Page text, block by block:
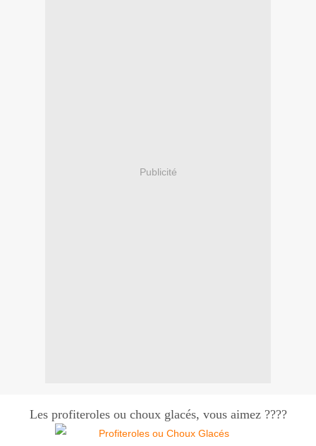
Publicité
Les profiteroles ou choux glacés, vous aimez ????